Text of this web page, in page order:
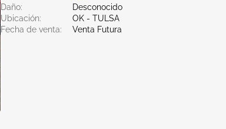
Daño:
Desconocido
Ubicación:
OK - TULSA
Fecha de venta:
Venta Futura